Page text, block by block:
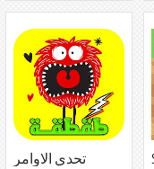
تحدي الاوامر